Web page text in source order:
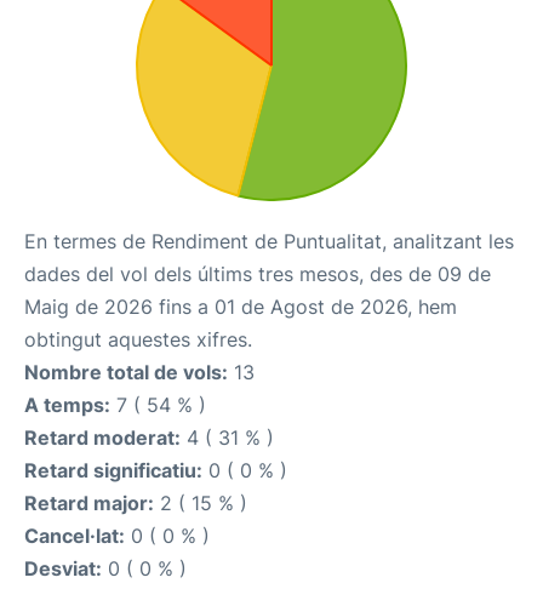
En termes de Rendiment de Puntualitat, analitzant les
dades del vol dels últims tres mesos, des de 09 de
Maig de 2026 fins a 01 de Agost de 2026, hem
obtingut aquestes xifres.
Nombre total de vols: 13
A temps: 7 ( 54 % )
Retard moderat: 4 ( 31 % )
Retard significatiu: 0 ( 0 % )
Retard major: 2 ( 15 % )
Cancel·lat: 0 ( 0 % )
Desviat: 0 ( 0 % )